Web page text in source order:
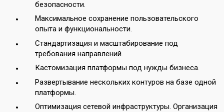
безопасности.
Максимальное сохранение пользовательского
опыта и функциональности.
Стандартизация и масштабирование под
требования направлений.
Кастомизация платформы под нужды бизнеса.
Развертывание нескольких контуров на базе одной
платформы.
Оптимизация сетевой инфраструктуры. Организация